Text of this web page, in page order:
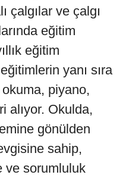
çalgılar ve çalgı
eğitim
eğitim
yanı sıra
piyano,
alıyor. Okulda,
gönülden
sahip,
ve sorumluluk